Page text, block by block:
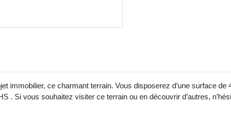
immobilier, ce charmant terrain. Vous disposerez d’une surface
. Si vous souhaitez visiter ce terrain ou en découvrir d’autres,